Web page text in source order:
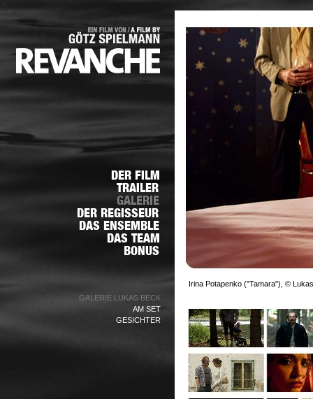
GALERIE LUKAS BECK
AM SET
GESICHTER
Irina Potapenko ("Tamara"), ©